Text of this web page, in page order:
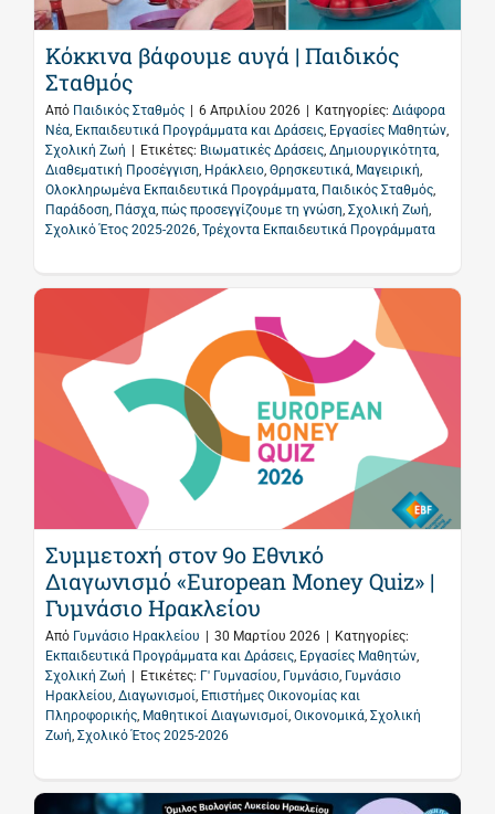
Κόκκινα βάφουμε αυγά | Παιδικός
Σταθμός
Από Παιδικός Σταθμός 6 Απριλίου 2026 Κατηγορίες: Διάφορα
Νέα, Εκπαιδευτικά Προγράμματα και Δράσεις, Εργασίες Μαθητών,
Σχολική Ζωή
Ετικέτες: Βιωματικές Δράσεις, Δημιουργικότητα,
Διαθεματική Προσέγγιση, Ηράκλειο, Θρησκευτικά, Μαγειρική,
Ολοκληρωμένα Εκπαιδευτικά Προγράμματα, Παιδικός Σταθμός,
Παράδοση, Πάσχα, πώς προσεγγίζουμε τη γνώση, Σχολική Ζωή,
Σχολικό Έτος 2025-2026, Τρέχοντα Εκπαιδευτικά Προγράμματα
Συμμετοχή στον 9ο Εθνικό
Διαγωνισμό «European Money Quiz» |
Γυμνάσιο Ηρακλείου
Από Γυμνάσιο Ηρακλείου | 30 Μαρτίου 2026 | Κατηγορίες:
Εκπαιδευτικά Προγράμματα και Δράσεις, Εργασίες Μαθητών,
Σχολική Ζωή | Ετικέτες: Γ' Γυμνασίου, Γυμνάσιο, Γυμνάσιο
Ηρακλείου, Διαγωνισμοί, Επιστήμες Οικονομίας και
Πληροφορικής, Μαθητικοί Διαγωνισμοί, Οικονομικά, Σχολική
Ζωή, Σχολικό Έτος 2025-2026